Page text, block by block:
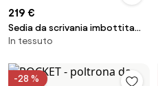
219 €
Sedia da scrivania imbottita
con seduta stretta Fiji
In tessuto
-28 %